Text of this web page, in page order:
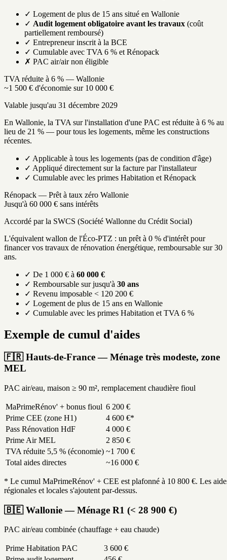
✓ Logement de plus de 15 ans situé en Wallonie
✓ Audit logement obligatoire avant les travaux (coût
partiellement remboursé)
✓ Entrepreneur inscrit à la BCE
✓ Cumulable avec TVA 6 % et Rénopack
✗ PAC air/air non éligible
TVA réduite à 6 % — Wallonie
~1 500 € d'économie sur 10 000 €
Valable jusqu'au 31 décembre 2029
En Wallonie, la TVA sur l'installation d'une PAC est réduite à 6 % au
lieu de 21 % — pour tous les logements, même les constructions
récentes.
✓ Applicable à tous les logements (pas de condition d'âge)
✓ Appliqué directement sur la facture par l'installateur
✓ Cumulable avec les primes Habitation et Rénopack
Rénopack — Prêt à taux zéro Wallonie
Jusqu'à 60 000 € sans intérêts
Accordé par la SWCS (Société Wallonne du Crédit Social)
L'équivalent wallon de l'Éco-PTZ : un prêt à 0 % d'intérêt pour
financer vos travaux de rénovation énergétique, remboursable sur 30
ans.
✓ De 1 000 € à 60 000 €
✓ Remboursable sur jusqu'à 30 ans
✓ Revenu imposable < 120 200 €
✓ Logement de plus de 15 ans en Wallonie
✓ Cumulable avec les primes Habitation et TVA 6 %
Exemple de cumul d'aides
🇫🇷 Hauts-de-France — Ménage très modeste, zone
MEL
PAC air/eau, maison ≥ 90 m², remplacement chaudière fioul
MaPrimeRénov' + bonus fioul 6 200 €
Prime CEE (zone H1)
4 600 €*
Pass Rénovation HdF
4 000 €
Prime Air MEL
2 850 €
TVA réduite 5,5 % (économie) ~1 700 €
Total aides directes
~16 000 €
* Le cumul MaPrimeRénov' + CEE est plafonné à 10 800 €. Les
régionales et locales s'ajoutent par-dessus.
🇧🇪 Wallonie — Ménage R1 (< 28 900 €)
PAC air/eau combinée (chauffage + eau chaude)
Prime Habitation PAC
3 600 €